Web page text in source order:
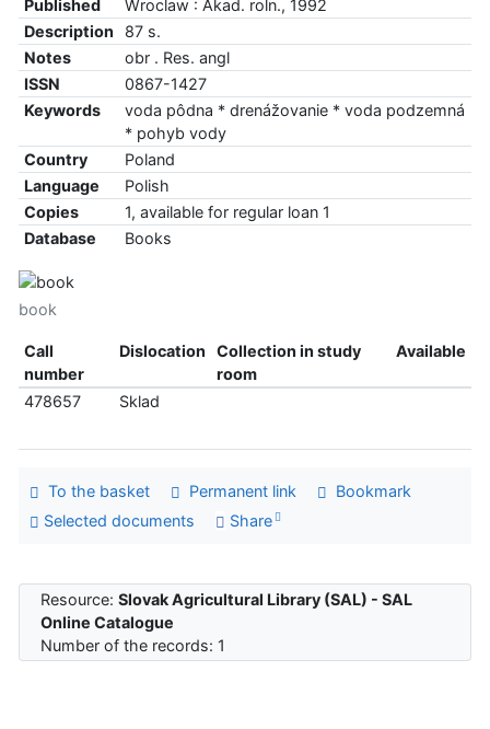
Published
Wroclaw : Akad. roln., 1992
Description
87 s.
Notes
obr . Res. angl
ISSN
0867-1427
Keywords
voda pôdna * drenážovanie * voda podzemná
* pohyb vody
Country
Poland
Language
Polish
Copies
1, available for regular loan 1
Database
Books
book
Call
number
Dislocation
Collection in study
room
Available
478657 Sklad
To the basket Permanent link
Bookmark
Selected documents
Share
Resource:Slovak Agricultural Library (SAL) - SAL
Online Catalogue
Number of the records: 1